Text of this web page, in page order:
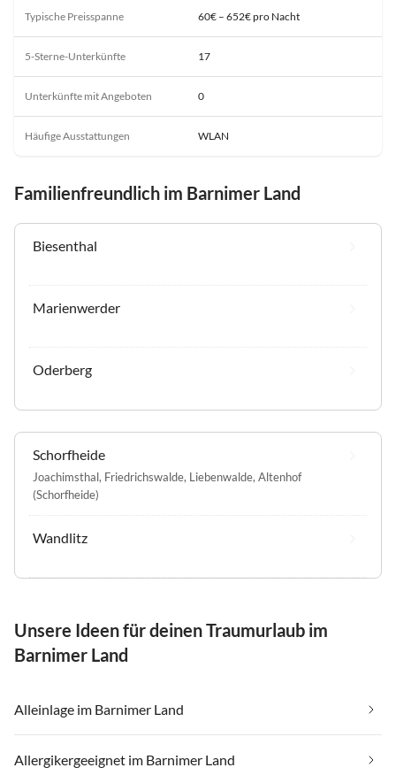
Typische Preisspanne 60€ – 652€ pro Nacht
5-Sterne-Unterkünfte 17
Unterkünfte mit Angeboten 0
Häufige Ausstattungen WLAN
Familienfreundlich im Barnimer Land
Biesenthal
Marienwerder
Oderberg
Schorfheide
Joachimsthal, Friedrichswalde, Liebenwalde, Altenhof
(Schorfheide)
Wandlitz
Unsere Ideen für deinen Traumurlaub im
Barnimer Land
Alleinlage im Barnimer Land
Allergikergeeignet im Barnimer Land